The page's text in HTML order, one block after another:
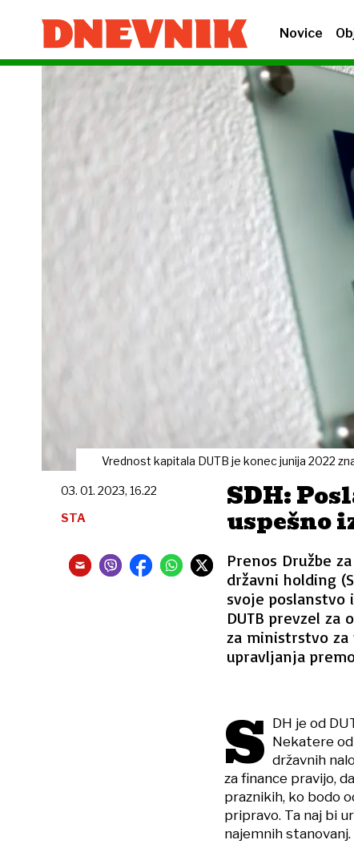
Novice
Vrednost kapitala DUTB je konec junija 2022
SDH:
uspešno
Prenos Družbe
državni holding
svoje poslanstvo
DUTB prevzel za
za ministrstvo
upravljanja
03. 01. 2023, 16.22
STA
S DH je od
Nekatere
državnih
za finance pravijo,
praznikih, ko bodo
pripravo. Ta naj bi
najemnih stanovanj.